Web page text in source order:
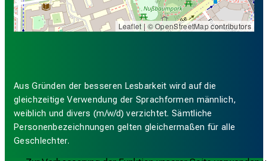
Leaflet| ©OpenStreetMapcontributors
Aus Gründen der besseren Lesbarkeit wird auf die
gleichzeitige Verwendung der Sprachformen männlich,
weiblich und divers (m/w/d) verzichtet. Sämtliche
Personenbezeichnungen gelten gleichermaßen für alle
Geschlechter.